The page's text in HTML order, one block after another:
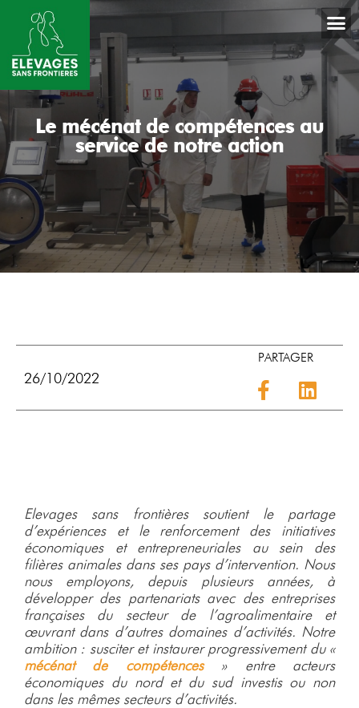
Le mécénat de compétences au
service de notre action
26/10/2022
PARTAGER
Elevages sans frontières soutient le partage
d’expériences et le renforcement des initiatives
économiques et entrepreneuriales au sein des
filières animales dans ses pays d’intervention. Nous
nous employons, depuis plusieurs années, à
développer des partenariats avec des entreprises
françaises du secteur de l’agroalimentaire et
œuvrant dans d’autres domaines d’activités. Notre
ambition : susciter et instaurer progressivement du «
mécénat de compétences» entre acteurs
économiques du nord et du sud investis ou non
dans les mêmes secteurs d’activités.